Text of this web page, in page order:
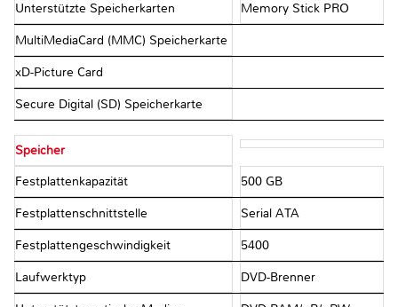
Unterstützte Speicherkarten Memory Stick PRO
MultiMediaCard (MMC) Speicherkarte
xD-Picture Card
Secure Digital (SD) Speicherkarte
Speicher
Festplattenkapazität 500 GB
Festplattenschnittstelle Serial ATA
Festplattengeschwindigkeit 5400
Laufwerktyp DVD-Brenner